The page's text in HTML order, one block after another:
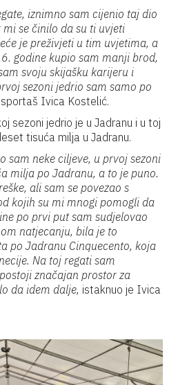
iznimno sam cijenio taj dio
se činilo da su ti uvjeti
je preživjeti u tim uvjetima, a
godine kupio sam manji brod,
svoju skijašku karijeru i
sezoni jedrio sam samo po
Ivica Kostelić.
sezoni jedrio je u Jadranu i u toj
tisuća milja u Jadranu.
sam neke ciljeve, u prvoj sezoni
milja po Jadranu, a to je puno.
ali sam se povezao s
kojih su mi mnogi pomogli da
po prvi put sam sudjelovao
natjecanju, bila je to
po Jadranu Cinquecento, koja
Na toj regati sam
značajan prostor za
da idem dalje, istaknuo je Ivica